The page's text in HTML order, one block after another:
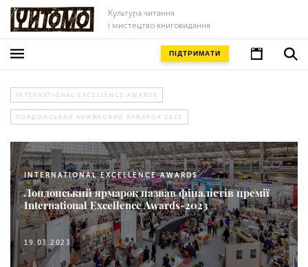
Культура читання
і мистецтво книговидання
ПІДТРИМАТИ
INTERNATIONAL EXCELLENCE AWARDS
ЛОНДОНСЬКИЙ КНИЖКОВИЙ ЯРМАРОК 2023
INTERNATIONAL EXCELLENCE AWARDS
Лондонський ярмарок назвав фіналістів премії
International Excellence Awards-2023
19.03.2023